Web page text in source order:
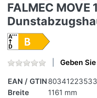
FALMEC MOVE
Geben
EAN / GTIN
Breite
1161 mm